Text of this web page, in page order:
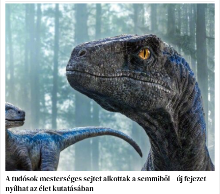
A tudósok mesterséges sejtet alkottak a semmiből – új fejezet
nyílhat az élet kutatásában